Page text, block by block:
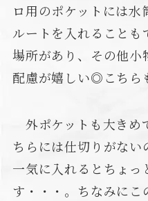
ロ用のポケットには
ルートを入れること
場所があり、その他小
配慮が嬉しい◎こちら
外ポケットも大きめ
ちらには仕切りがな
一気に入れるとちょっ
す・・・。ちなみにこ